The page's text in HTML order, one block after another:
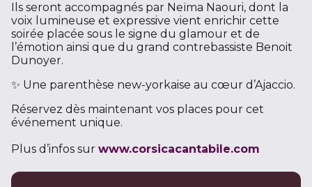
Ils seront accompagnés par Neïma Naouri, dont la
voix lumineuse et expressive vient enrichir cette
soirée placée sous le signe du glamour et de
l’émotion ainsi que du grand contrebassiste Benoit
Dunoyer.
✨ Une parenthèse new-yorkaise au cœur d’Ajaccio.
Réservez dès maintenant vos places pour cet
événement unique.
Plus d’infos sur www.corsicacantabile.com